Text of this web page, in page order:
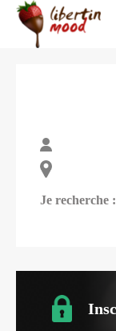
Je recherche :